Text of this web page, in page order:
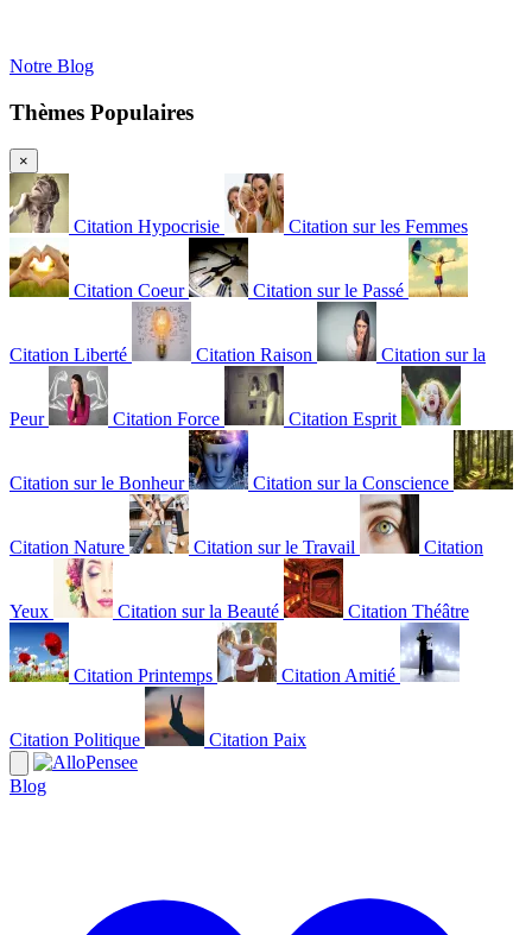
Notre Blog
Thèmes Populaires
×
Citation Hypocrisie Citation sur les Femmes
Citation Coeur Citation sur le Passé
Citation Liberté Citation Raison Citation sur la
Peur Citation Force Citation Esprit
Citation sur le Bonheur Citation sur la Conscience
Citation Nature Citation sur le Travail Citation
Yeux Citation sur la Beauté Citation Théâtre
Citation Printemps Citation Amitié
Citation Politique Citation Paix
Blog